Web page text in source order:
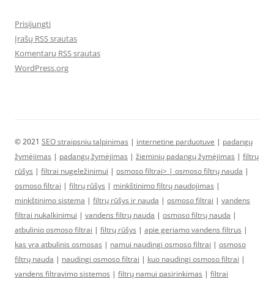
Prisijungti
Įrašų RSS srautas
Komentarų RSS srautas
WordPress.org
© 2021 SEO straipsniu talpinimas | internetine parduotuve | padangų
žymėjimas | padangų žymėjimas | žieminių padangų žymėjimas | filtrų
rūšys | filtrai nugeležinimui | osmoso filtrai> | osmoso filtrų nauda |
osmoso filtrai | filtrų rūšys | minkštinimo filtrų naudojimas |
minkštinimo sistema | filtrų rūšys ir nauda | osmoso filtrai | vandens
filtrai nukalkinimui | vandens filtrų nauda | osmoso filtrų nauda |
atbulinio osmoso filtrai | filtrų rūšys | apie geriamo vandens filtrus |
kas yra atbulinis osmosas | namui naudingi osmoso filtrai | osmoso
filtrų nauda | naudingi osmoso filtrai | kuo naudingi osmoso filtrai |
vandens filtravimo sistemos | filtrų namui pasirinkimas | filtrai